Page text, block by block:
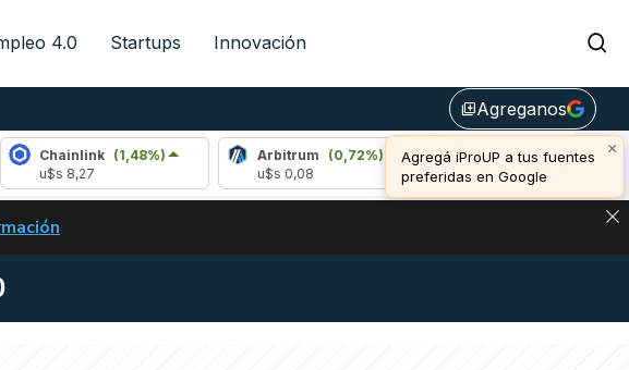
4.0 Startups Innovación
library_addAgreganos
×
Agregá iProUP a tus fuentes
preferidas en Google
(1,48%)
Arbitrum
(0,72%)
Bitcoin (1,19%)
u$s 64.989,00
EN ARGENTINA: IMPACTO EN BITCOIN, DÓLAR CRIPTO Y EXCHANGES